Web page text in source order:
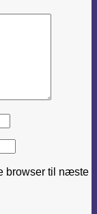
browser til næste